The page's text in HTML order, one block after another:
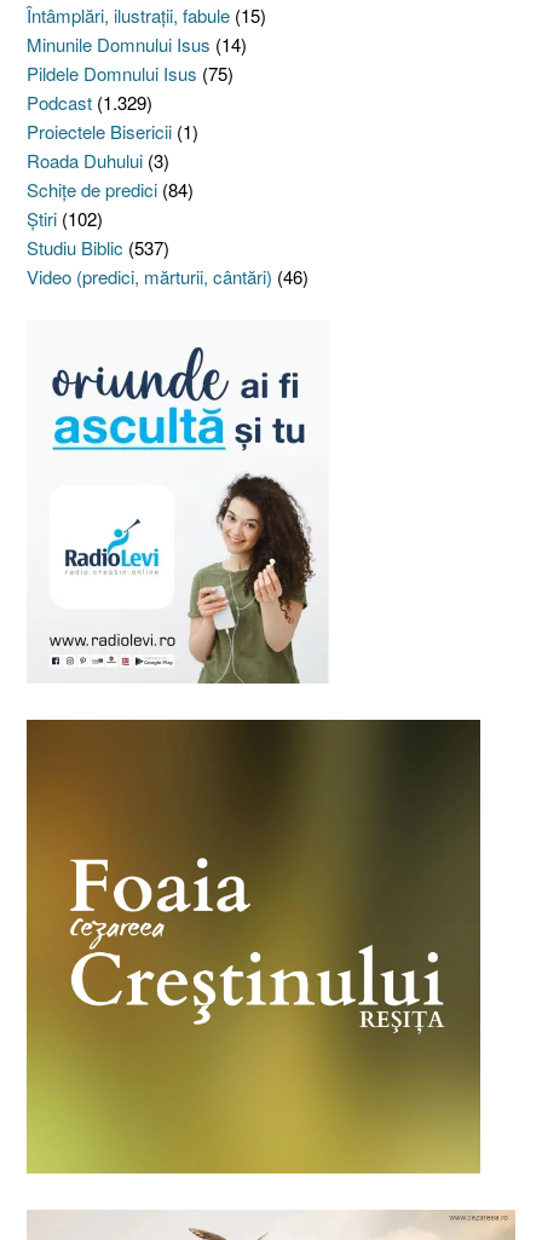
Întâmplări, ilustraţii, fabule (15)
Minunile Domnului Isus (14)
Pildele Domnului Isus (75)
Podcast (1.329)
Proiectele Bisericii (1)
Roada Duhului (3)
Schiţe de predici (84)
Ştiri (102)
Studiu Biblic (537)
Video (predici, mărturii, cântări) (46)